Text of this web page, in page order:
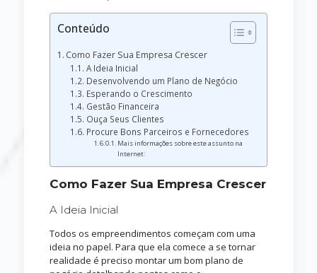
Conteúdo
Como Fazer Sua Empresa Crescer
A Ideia Inicial
Desenvolvendo um Plano de Negócio
Esperando o Crescimento
Gestão Financeira
Ouça Seus Clientes
Procure Bons Parceiros e Fornecedores
Mais informações sobre este assunto na
Internet:
Como Fazer Sua Empresa Crescer
A Ideia Inicial
Todos os empreendimentos começam com uma
ideia no papel. Para que ela comece a se tornar
realidade é preciso montar um bom plano de